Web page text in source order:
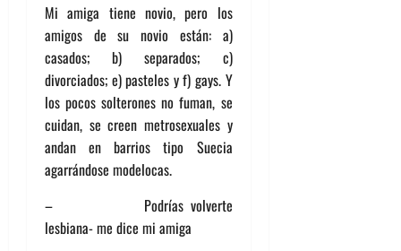
Mi amiga tiene novio, pero los
amigos de su novio están: a)
casados; b) separados; c)
divorciados; e) pasteles y f) gays. Y
los pocos solterones no fuman, se
cuidan, se creen metrosexuales y
andan en barrios tipo Suecia
agarrándose modelocas.
– Podrías volverte
lesbiana- me dice mi amiga